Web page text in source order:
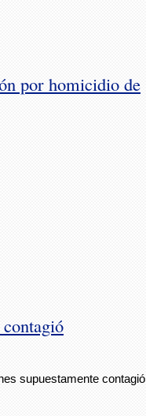
por homicidio de
supuestamente contagió